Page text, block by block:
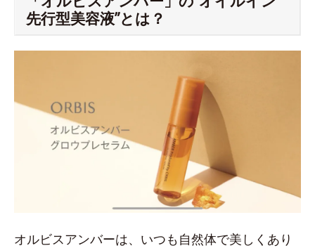
先行型美容液”とは？
オルビスアンバーは、いつも⾃然体で美しくあり